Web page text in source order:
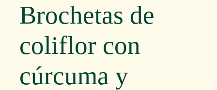
Brochetas de
coliflor con
cúrcuma y